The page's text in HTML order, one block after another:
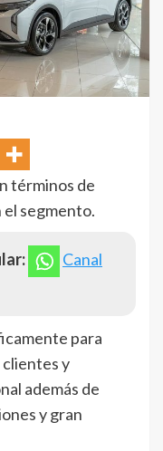
términos de
segmento.
Canal
para
clientes y
además de
y gran